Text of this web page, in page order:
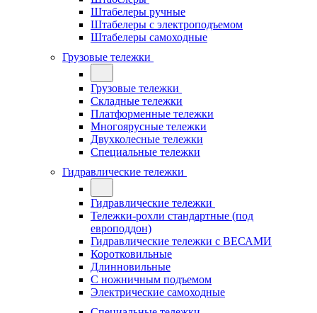
Штабелеры ручные
Штабелеры с электроподъемом
Штабелеры самоходные
Грузовые тележки
Грузовые тележки
Складные тележки
Платформенные тележки
Многоярусные тележки
Двухколесные тележки
Специальные тележки
Гидравлические тележки
Гидравлические тележки
Тележки-рохли стандартные (под
европоддон)
Гидравлические тележки с ВЕСАМИ
Коротковильные
Длинновильные
С ножничным подъемом
Электрические самоходные